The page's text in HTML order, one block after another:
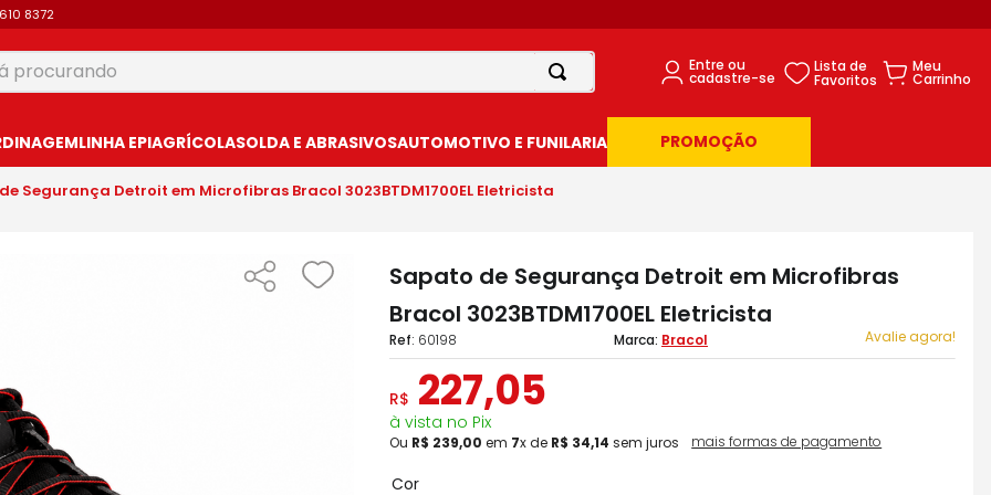
8372
LINHA EPIAGRÍCOLASOLDA E ABRASIVOSAUTOMOTIVO E FUNILARIA PROMOÇÃO
Segurança Detroit em Microfibras Bracol 3023BTDM1700EL Eletricista
Sapato de Segurança Detroit em Microfibras
Bracol 3023BTDM1700EL Eletricista
: 60198 Bracol Avalie agora!
R$ 227,05
à vista no Pix
Ou R$ 239,00 em 7x de R$ 34,14 sem juros mais formas de pagamento
Cor